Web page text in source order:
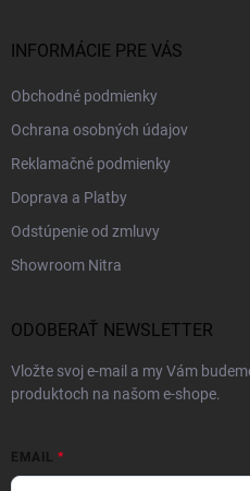
INFORMÁCIE PRE VÁS
Obchodné podmienky
Ochrana osobných údajov
Reklamačné podmienky
Doprava a Platby
Odstúpenie od zmluvy
Showroom Nitra
ODOBERAŤ NEWSLETTER
Vložte svoj e-mail a my Vám
produktoch na našom e-shope.
EMAIL